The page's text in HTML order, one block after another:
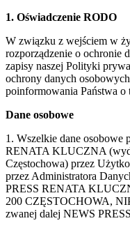
1. Oświadczenie RODO
W związku z wejściem w
rozporządzenie o ochronie
zapisy naszej Polityki
ochrony danych
poinformowania Państwa o
Dane osobowe
1. Wszelkie dane osobowe
RENATA KLUCZNA
Częstochowa) przez
przez Administratora
PRESS RENATA
200 CZĘSTOCHOWA,
zwanej dalej NEWS